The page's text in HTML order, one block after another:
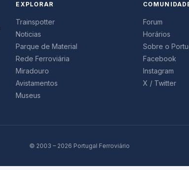
EXPLORAR
Trainspotter
Noticias
Parque de Material
Rede Ferroviária
Miradouro
Avistamentos
Museus
Forum
Horários
Sobre o
Facebook
Instagram
X / Twitter
© 2003 – 2026 Portugal Ferroviário